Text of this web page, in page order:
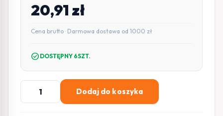
20,91 zł
Cena brutto · Darmowa dostawa od 1000 zł
check_circle DOSTĘPNY 6SZT.
ilość
SATEL
Dodaj do koszyka